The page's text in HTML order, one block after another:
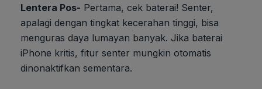
Lentera Pos- Pertama, cek baterai! Senter,
apalagi dengan tingkat kecerahan tinggi, bisa
menguras daya lumayan banyak. Jika baterai
iPhone kritis, fitur senter mungkin otomatis
dinonaktifkan sementara.